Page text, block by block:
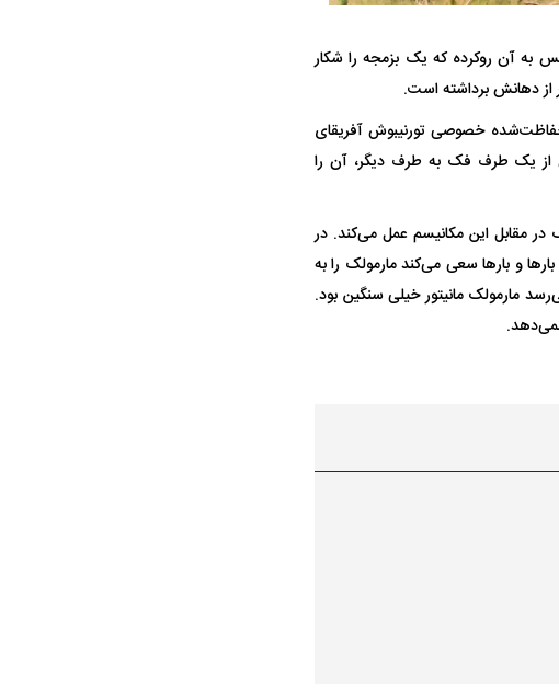
به آن روکرده که یک بزمجه را شکار
از دهانش برداشته است.
خصوصی تورنیبوش آفریقای
آن از یک طرف فک به طرف دیگر، آن را
در مقابل این مکانیسم عمل می‌کند. در
و بار‌ها سعی می‌کند مارمولک را به
مارمولک مانیتور خیلی سنگین بود.
نمی‌دهد.
حقوقی استقلال
مشخص شد